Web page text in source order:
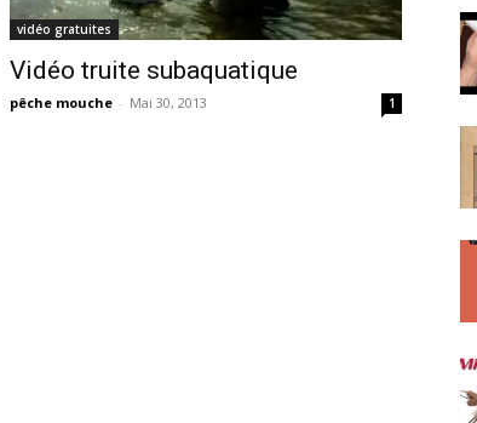
vidéo gratuites
Vidéo truite subaquatique
pêche mouche - Mai 30, 2013 1